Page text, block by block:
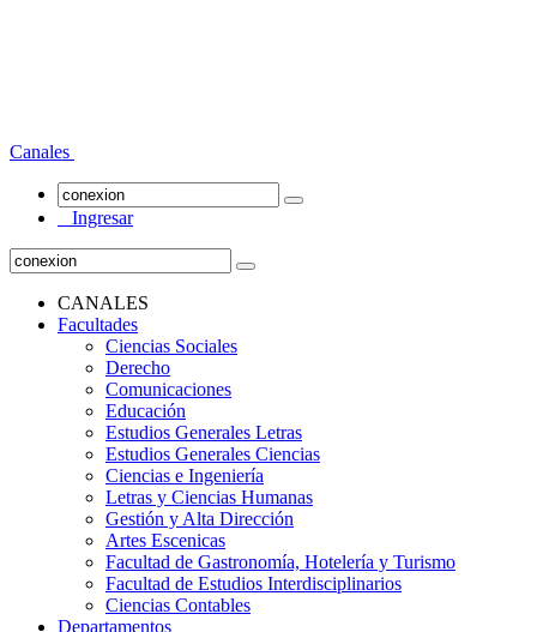
Canales
Ingresar
CANALES
Facultades
Ciencias Sociales
Derecho
Comunicaciones
Educación
Estudios Generales Letras
Estudios Generales Ciencias
Ciencias e Ingeniería
Letras y Ciencias Humanas
Gestión y Alta Dirección
Artes Escenicas
Facultad de Gastronomía, Hotelería y Turismo
Facultad de Estudios Interdisciplinarios
Ciencias Contables
Departamentos